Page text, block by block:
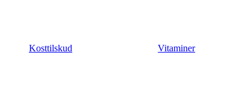
Kosttilskud Vitaminer